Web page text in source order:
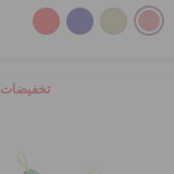
تخفيضات